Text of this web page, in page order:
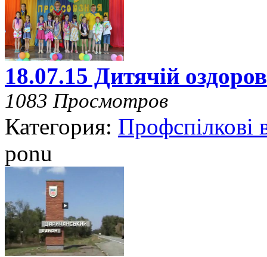
18.07.15 Дитячій
1083 Просмотров
Категория: Профспілкові
ponu